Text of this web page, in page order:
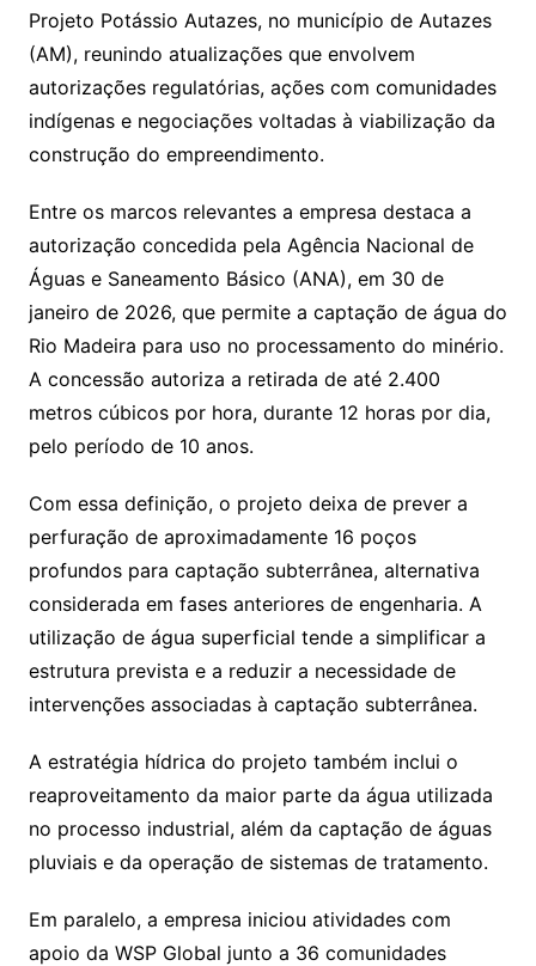
Projeto Potássio Autazes, no município de Autazes
(AM), reunindo atualizações que envolvem
autorizações regulatórias, ações com comunidades
indígenas e negociações voltadas à viabilização da
construção do empreendimento.
Entre os marcos relevantes a empresa destaca a
autorização concedida pela Agência Nacional de
Águas e Saneamento Básico (ANA), em 30 de
janeiro de 2026, que permite a captação de água do
Rio Madeira para uso no processamento do minério.
A concessão autoriza a retirada de até 2.400
metros cúbicos por hora, durante 12 horas por dia,
pelo período de 10 anos.
Com essa definição, o projeto deixa de prever a
perfuração de aproximadamente 16 poços
profundos para captação subterrânea, alternativa
considerada em fases anteriores de engenharia. A
utilização de água superficial tende a simplificar a
estrutura prevista e a reduzir a necessidade de
intervenções associadas à captação subterrânea.
A estratégia hídrica do projeto também inclui o
reaproveitamento da maior parte da água utilizada
no processo industrial, além da captação de águas
pluviais e da operação de sistemas de tratamento.
Em paralelo, a empresa iniciou atividades com
apoio da WSP Global junto a 36 comunidades